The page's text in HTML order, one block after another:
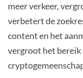
meer verkeer,
verbetert de
content en het
vergroot het bereik